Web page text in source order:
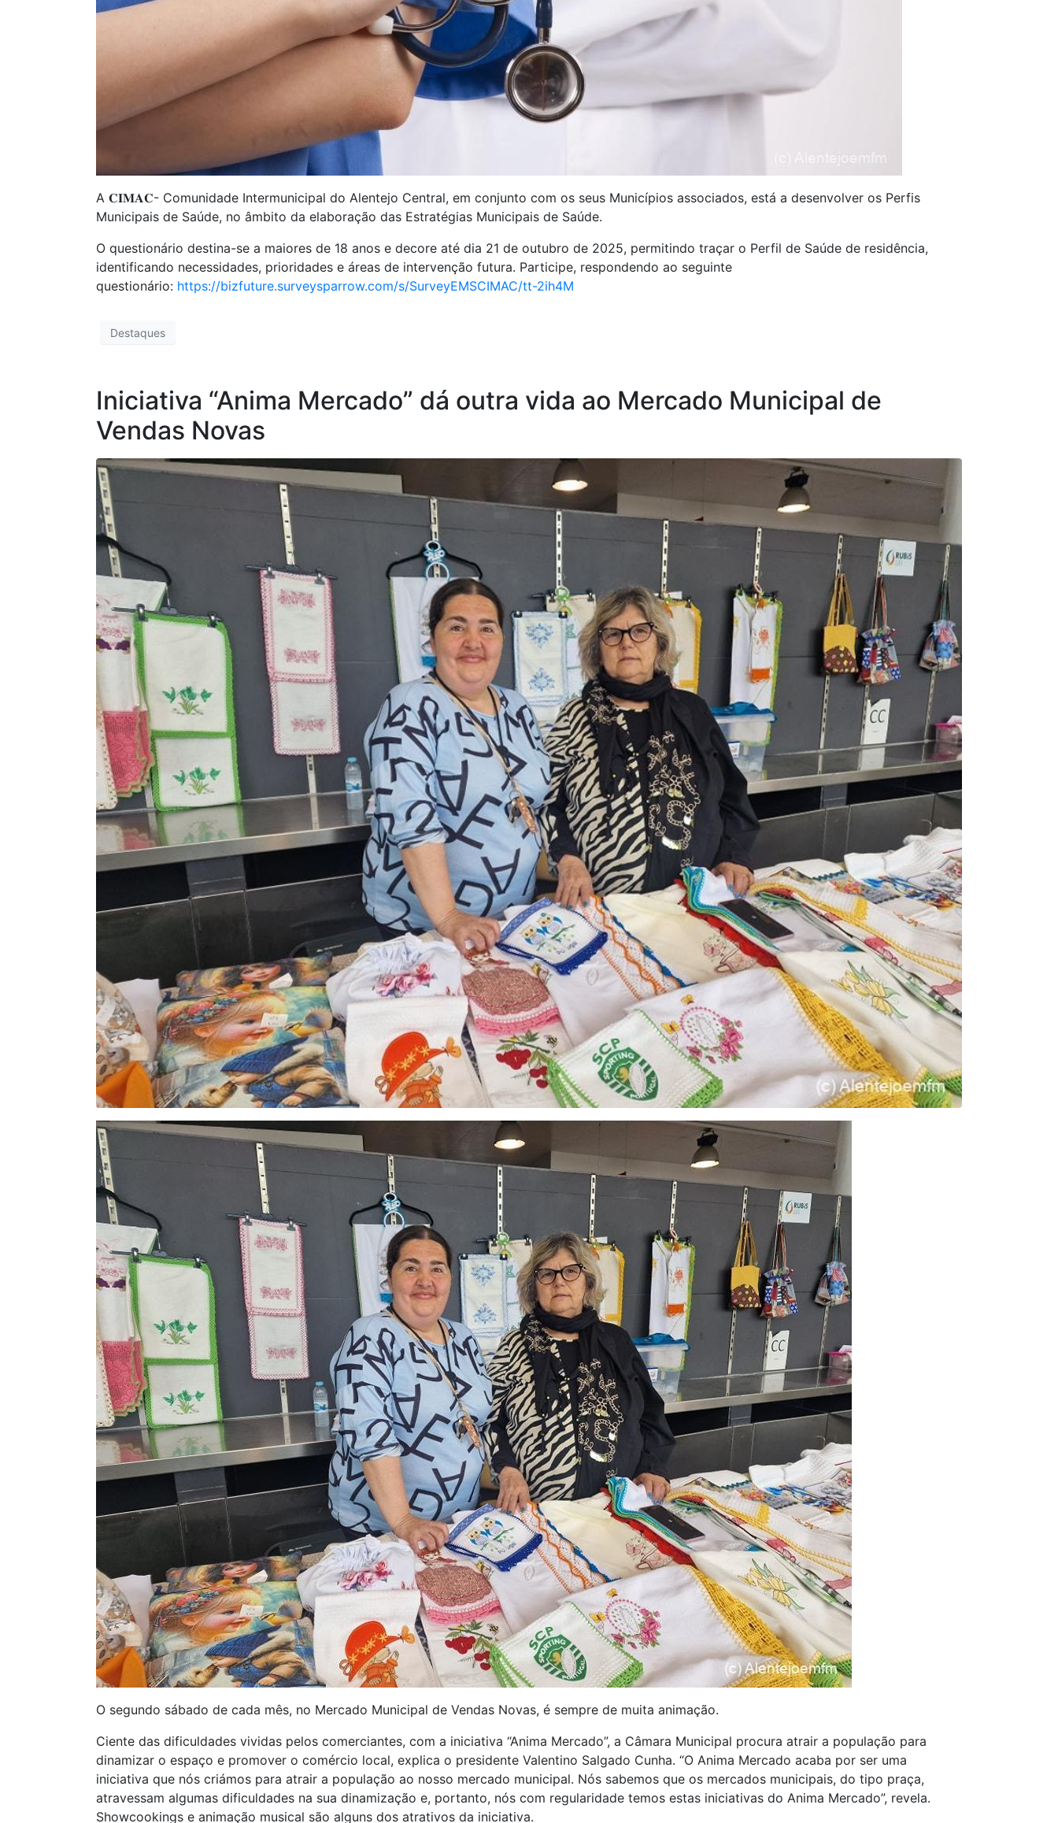
A 𝐂𝐈𝐌𝐀𝐂- Comunidade Intermunicipal do Alentejo Central, em conjunto com os seus Municípios associados, está a desenvolver os Perfis
Municipais de Saúde, no âmbito da elaboração das Estratégias Municipais de Saúde.
O questionário destina-se a maiores de 18 anos e decore até dia 21 de outubro de 2025, permitindo traçar o Perfil de Saúde de residência,
identificando necessidades, prioridades e áreas de intervenção futura. Participe, respondendo ao seguinte
questionário: https://bizfuture.surveysparrow.com/s/SurveyEMSCIMAC/tt-2ih4M
Destaques
Iniciativa “Anima Mercado” dá outra vida ao Mercado Municipal de
Vendas Novas
O segundo sábado de cada mês, no Mercado Municipal de Vendas Novas, é sempre de muita animação.
Ciente das dificuldades vividas pelos comerciantes, com a iniciativa “Anima Mercado”, a Câmara Municipal procura atrair a população para
dinamizar o espaço e promover o comércio local, explica o presidente Valentino Salgado Cunha. “O Anima Mercado acaba por ser uma
iniciativa que nós criámos para atrair a população ao nosso mercado municipal. Nós sabemos que os mercados municipais, do tipo praça,
atravessam algumas dificuldades na sua dinamização e, portanto, nós com regularidade temos estas iniciativas do Anima Mercado”, revela.
Showcookings e animação musical são alguns dos atrativos da iniciativa.